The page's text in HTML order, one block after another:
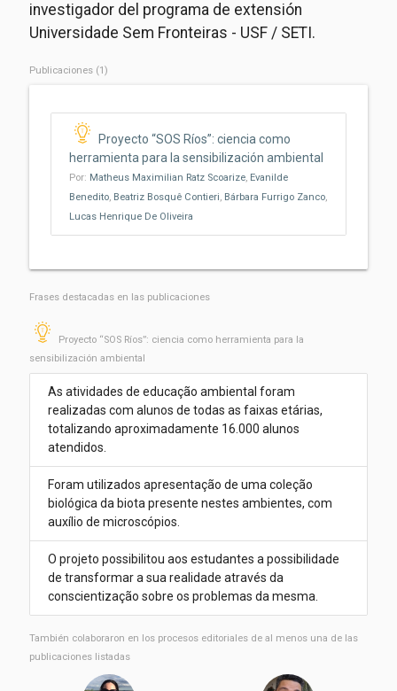
investigador del programa de extensión
Universidade Sem Fronteiras - USF / SETI.
Publicaciones (1)
Proyecto “SOS Ríos”: ciencia como
herramienta para la sensibilización ambiental
Por: Matheus Maximilian Ratz Scoarize, Evanilde
Benedito, Beatriz Bosquê Contieri, Bárbara Furrigo Zanco,
Lucas Henrique De Oliveira
Frases destacadas en las publicaciones
Proyecto “SOS Ríos”: ciencia como herramienta para la
sensibilización ambiental
As atividades de educação ambiental foram
realizadas com alunos de todas as faixas etárias,
totalizando aproximadamente 16.000 alunos
atendidos.
Foram utilizados apresentação de uma coleção
biológica da biota presente nestes ambientes, com
auxílio de microscópios.
O projeto possibilitou aos estudantes a possibilidade
de transformar a sua realidade através da
conscientização sobre os problemas da mesma.
También colaboraron ​​en los procesos editoriales de al menos una de las
publicaciones listadas